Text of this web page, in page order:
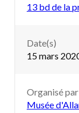
13 bd de la
Date(s)
15 mars
Organisé par
Musée